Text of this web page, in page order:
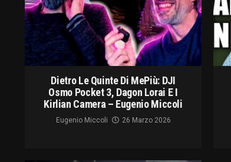
Dietro Le Quinte Di MePiù: DJI
Osmo Pocket 3, Dagon Lorai E I
Kirlian Camera – Eugenio Miccoli
Eugenio Miccoli 26 Marzo 2026